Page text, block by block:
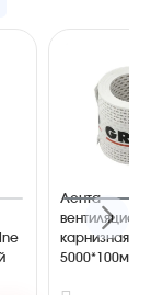
Лента
карнизная
5000*100мм